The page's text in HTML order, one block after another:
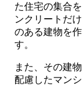
た住宅の集合
ンクリートだ
のある建物を
す。
また、その建
配慮したマン